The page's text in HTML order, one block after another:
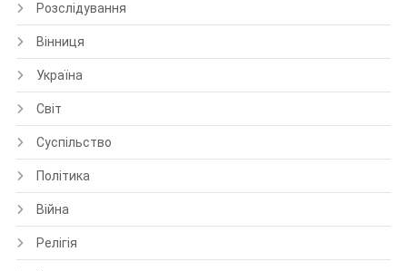
Розслідування
Вінниця
Україна
Світ
Суспільство
Політика
Війна
Релігія